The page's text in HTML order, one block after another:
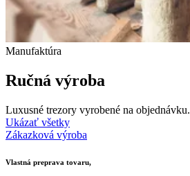
Manufaktúra
Ručná výroba
Luxusné trezory vyrobené na objednávku.
Ukázať všetky
Zákazková výroba
Vlastná preprava tovaru,